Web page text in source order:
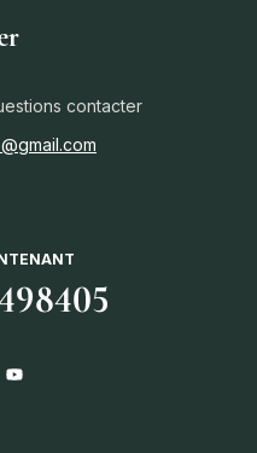
contacter